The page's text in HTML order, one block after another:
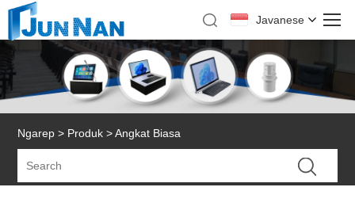
Javanese
Ngarep > Produk > Angkat Biasa